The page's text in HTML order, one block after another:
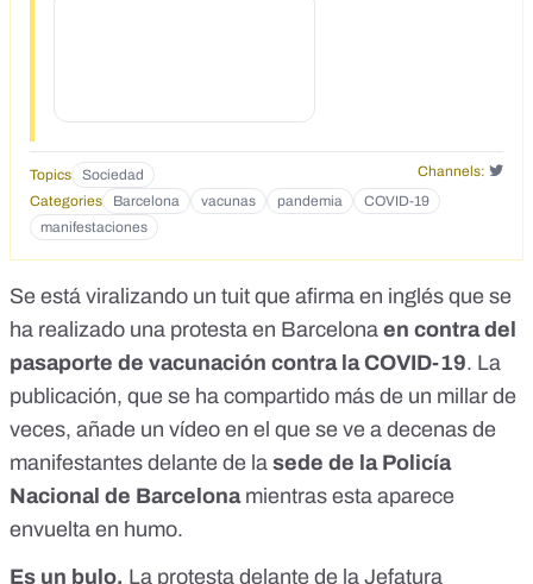
Topics Sociedad
Channels:
Categories
Barcelona vacunas pandemia
COVID-19
manifestaciones
Se está viralizando un tuit que afirma en inglés que se
ha realizado una protesta en Barcelona en contra del
pasaporte de vacunación contra la COVID-19. La
publicación, que se ha compartido más de un millar de
veces, añade un vídeo en el que se ve a decenas de
manifestantes delante de la sede de la Policía
Nacional de Barcelonamientras esta aparece
envuelta en humo.
Es un bulo. La protesta delante de la Jefatura